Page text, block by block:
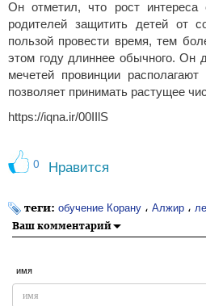
Он отметил, что рост интереса
родителей защитить детей от
пользой провести время, тем
этом году длиннее обычного. Он
мечетей провинции
позволяет принимать растущее
https://iqna.ir/00IIlS
0 Нравится
теги: обучение Корану ، Алжир ،
Ваш комментарий
имя